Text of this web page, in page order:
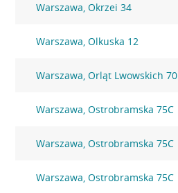
Warszawa, Okrzei 34
Warszawa, Olkuska 12
Warszawa, Orląt Lwowskich 70
Warszawa, Ostrobramska 75C
Warszawa, Ostrobramska 75C
Warszawa, Ostrobramska 75C